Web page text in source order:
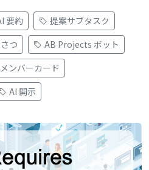
要約
提案サブタスク
つ
AB Projects ボット
ンバーカード
AI 開示